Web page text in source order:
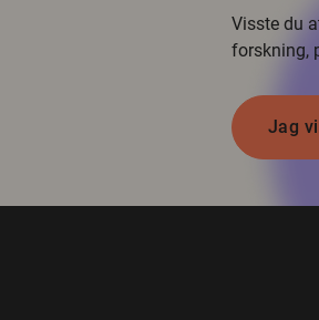
Visste du
forskning,
Jag